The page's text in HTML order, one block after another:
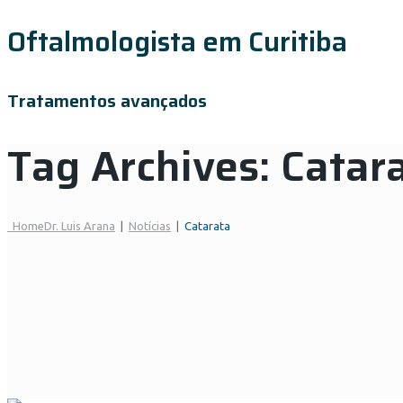
Oftalmologista em Curitiba
Tratamentos avançados
Tag Archives:
HomeDr. Luis Arana | Notícias | Catarata